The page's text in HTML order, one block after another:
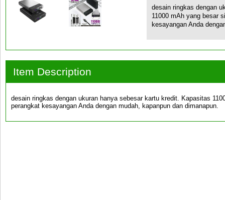
desain ringkas dengan
11000 mAh yang besar
kesayangan Anda
Item Description
desain ringkas dengan ukuran hanya sebesar kartu kredit. Kapasitas
perangkat kesayangan Anda dengan mudah, kapanpun dan dimanapun.